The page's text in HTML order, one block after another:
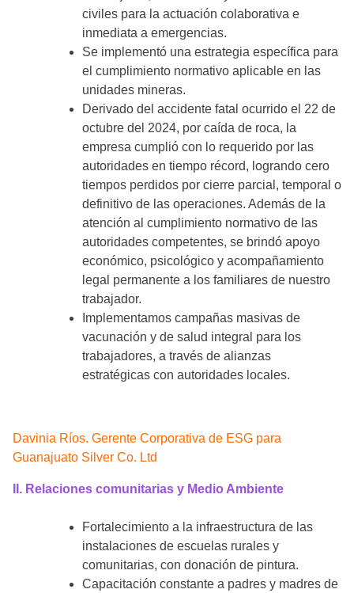
civiles para la actuación colaborativa e
inmediata a emergencias.
Se implementó una estrategia específica para
el cumplimiento normativo aplicable en las
unidades mineras.
Derivado del accidente fatal ocurrido el 22 de
octubre del 2024, por caída de roca, la
empresa cumplió con lo requerido por las
autoridades en tiempo récord, logrando cero
tiempos perdidos por cierre parcial, temporal o
definitivo de las operaciones. Además de la
atención al cumplimiento normativo de las
autoridades competentes, se brindó apoyo
económico, psicológico y acompañamiento
legal permanente a los familiares de nuestro
trabajador.
Implementamos campañas masivas de
vacunación y de salud integral para los
trabajadores, a través de alianzas
estratégicas con autoridades locales.
Davinia Ríos. Gerente Corporativa de ESG para
Guanajuato Silver Co. Ltd
II. Relaciones comunitarias y Medio Ambiente
Fortalecimiento a la infraestructura de las
instalaciones de escuelas rurales y
comunitarias, con donación de pintura.
Capacitación constante a padres y madres de